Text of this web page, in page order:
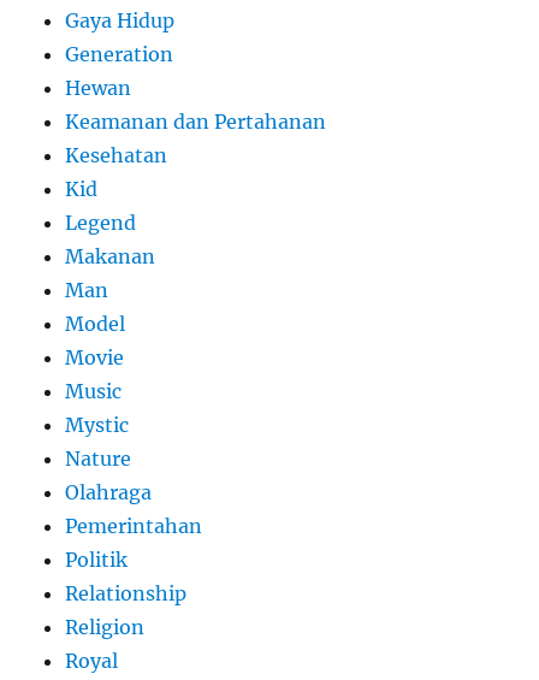
Gaya Hidup
Generation
Hewan
Keamanan dan Pertahanan
Kesehatan
Kid
Legend
Makanan
Man
Model
Movie
Music
Mystic
Nature
Olahraga
Pemerintahan
Politik
Relationship
Religion
Royal